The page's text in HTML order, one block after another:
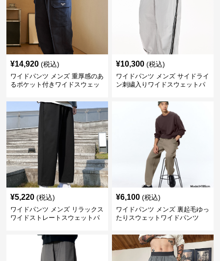
¥14,920 (税込)
ワイドパンツ メンズ 重厚感のあ
るポケット付きワイドスウェッ
¥10,300 (税込)
ワイドパンツ メンズ サイドライ
ン刺繍入りワイドスウェットパ
¥5,220 (税込)
ワイドパンツ メンズ リラックス
ワイドストレートスウェットパ
¥6,100 (税込)
ワイドパンツ メンズ 裏起毛ゆっ
たりスウェットワイドパンツ